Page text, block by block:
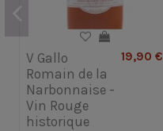
V Gallo
Romain de la
Narbonnaise -
Vin Rouge
historique
19,90 €